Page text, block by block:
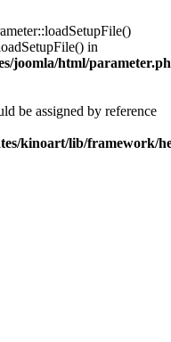
in
joomla/html/
be assigned by reference
kinoart/lib/framework/